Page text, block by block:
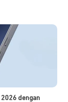
dengan